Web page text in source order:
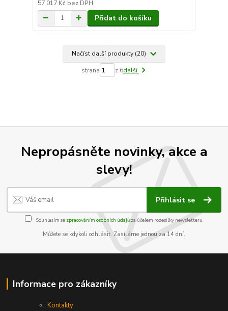
57 017 Kč bez DPH
Přidat do košíku
Načíst další produkty (20)
strana z 6další
Nepropásněte novinky, akce a
slevy!
Přihlásit se
Souhlasím se zpracováním osobních údajůza účelem rozesílky newsletteru.
Můžete se kdykoli odhlásit. Zasíláme jednou za 14 dní.
Informace pro zákazníky
Kontakty